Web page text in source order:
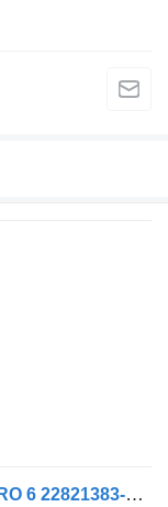
Volvo ZEKERINGS KAST FM 450 EURO 6 22821383-P02 beschermingskast voor vrachtwagen